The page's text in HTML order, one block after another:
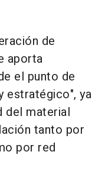
de
aporta
el punto de
estratégico", ya
del material
tanto por
por red